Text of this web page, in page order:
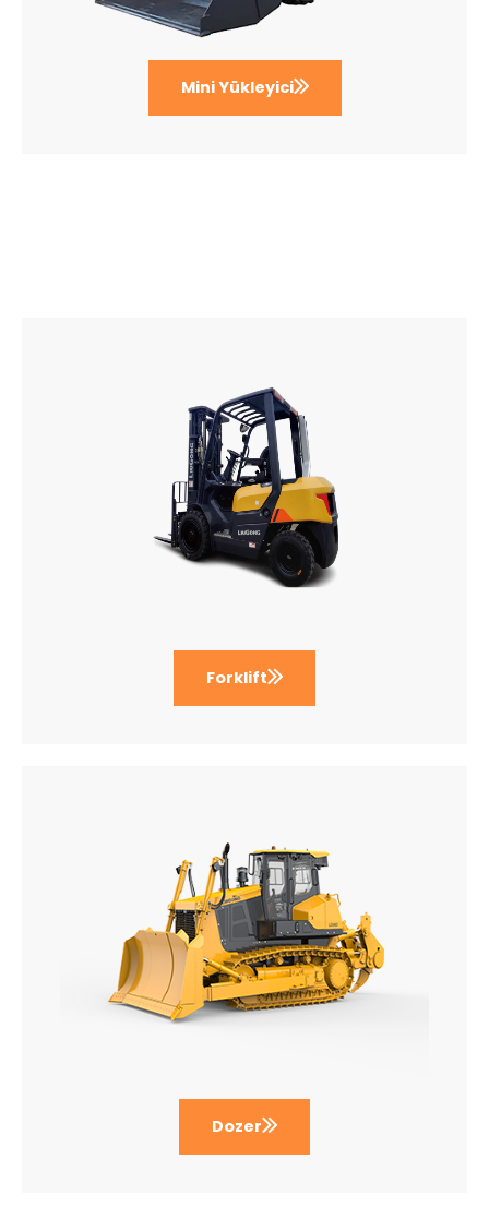
Mini Yükleyici
Dozer
Forklift